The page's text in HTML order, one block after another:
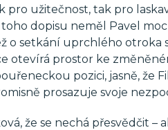
pro užitečnost, tak pro
dopisu neměl Pavel
o setkání uprchlého otroka
otevírá prostor ke
pozici, jasně, že
prosazuje svoje
že se nechá přesvědčit –